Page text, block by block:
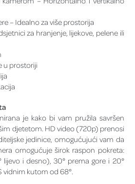
– Idealno za više prostorija
za hranjenje, lijekove, pelene ili
u prostoriji
je kako bi vam pružila savršen
djetetom. HD video (720p) prenosi
jedinice, omogućujući vam da
omogućuje širok raspon pokreta:
lijevo i desno), 30° prema gore i 20°
vidnim kutom od 68°.